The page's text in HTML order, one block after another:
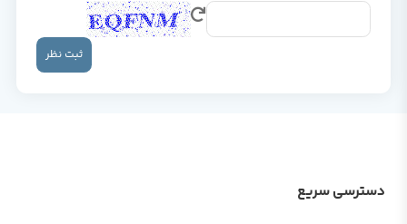
ثبت نظر
دسترسی سریع